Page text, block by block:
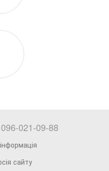
096-021-09-88
сайту